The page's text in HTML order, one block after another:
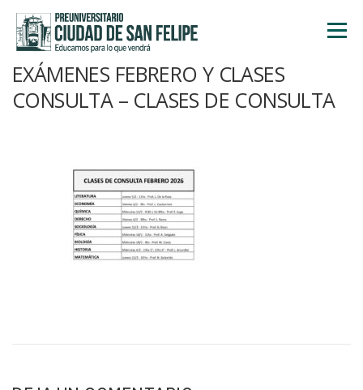
contenido
Menú
INICIO NOSOTROS ÁREA ACADÉMICA
EXÁMENES FEBRERO Y CLASES
CONSULTA – CLASES DE CONSULTA